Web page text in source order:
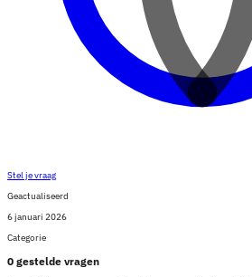
Stel je vraag
Geactualiseerd
6 januari 2026
Categorie
0 gestelde vragen